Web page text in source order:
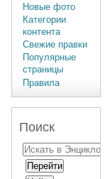
Новые фото
Категории
контента
Свежие правки
Популярные
страницы
Правила
Поиск